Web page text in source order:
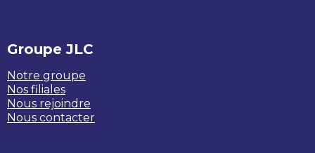
Groupe JLC
Notre groupe
Nos filiales
Nous rejoindre
Nous contacter